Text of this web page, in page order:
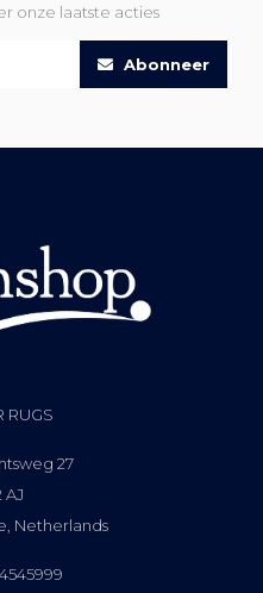
onze laatste acties
Abonneer
RUGS
27
AJ
Netherlands